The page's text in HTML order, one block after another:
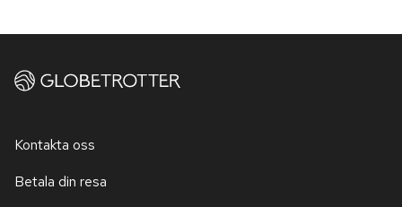
Kontakta oss
Betala din resa